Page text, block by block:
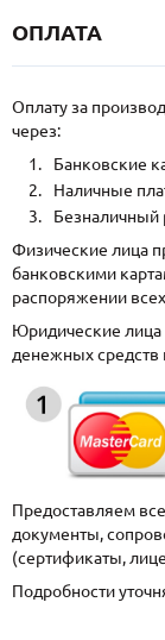
ОПЛАТА
Оплату за
через:
Банковские
Наличные
Безналичный
Физические лица
банковскими
распоряжении
Юридические лица
денежных средств
Предоставляем
документы,
(сертификаты,
Подробности